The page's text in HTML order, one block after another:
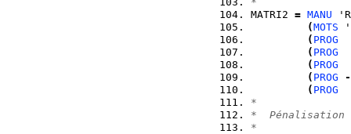
MATRI2 = MANU
(MOTS
( PROG
( PROG
( PROG
( PROG
-
( PROG
*
*  Pénalisation
*